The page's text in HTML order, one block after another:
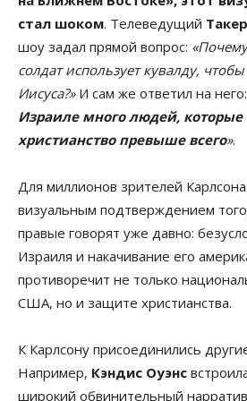
стал шоком. Телеведущий
шоу задал прямой вопрос:
солдат использует кувалду,
Иисуса?»И сам же ответил на него:
Израиле много людей, которые
христианство превыше всего».
Для миллионов зрителей
визуальным подтверждением
правые говорят уже давно:
Израиля и накачивание его
противоречит не только
США, но и защите христианства.
К Карлсону присоединились
Например, Кэндис Оуэнс
широкий обвинительный